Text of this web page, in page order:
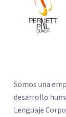
Somos una
desarrollo
Lenguaje